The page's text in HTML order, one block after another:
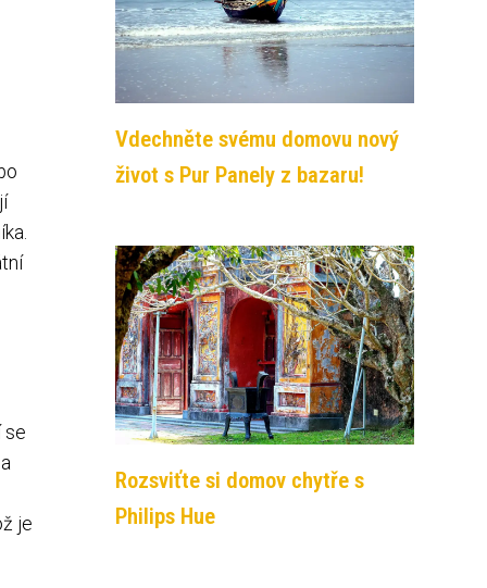
se
je
Vdechněte svému domovu nový
život s Pur Panely z bazaru!
Rozsviťte si domov chytře s
Philips Hue